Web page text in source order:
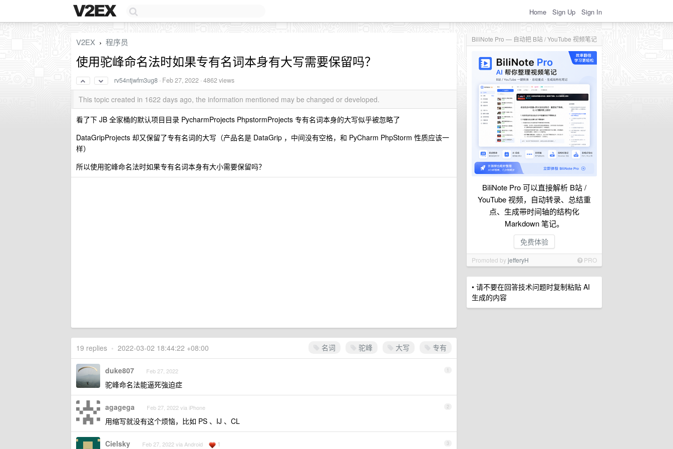
Home Sign Up Sign In
BiliNote Pro — 自动把 B站 / YouTube 视频笔记
BiliNote Pro 可以直接解析 B站 /
YouTube 视频，自动转录、总结重
点、生成带时间轴的结构化
Markdown 笔记。
免费体验
Promoted byjefferyH PRO
• 请不要在回答技术问题时复制粘贴 AI
生成的内容
V2EX › 程序员
使用驼峰命名法时如果专有名词本身有大写需要保留吗？
rv54ntjwfm3ug8 · Feb 27, 2022 · 4862 views
This topic created in 1622 days ago, the information mentioned may be changed or developed.
看了下 JB 全家桶的默认项目目录 PycharmProjects PhpstormProjects 专有名词本身的大写似乎被忽略了
DataGripProjects 却又保留了专有名词的大写（产品名是 DataGrip ，中间没有空格，和 PyCharm PhpStorm 性质应该一
样）
所以使用驼峰命名法时如果专有名词本身有大小需要保留吗？
名词 驼峰 大写 专有
19 replies • 2022-03-02 18:44:22 +08:00
1
duke807 Feb 27, 2022
驼峰命名法能逼死強迫症
2
agagega Feb 27, 2022 via iPhone
用缩写就没有这个烦恼，比如 PS 、IJ 、CL
3
Cielsky Feb 27, 2022 via Android 1